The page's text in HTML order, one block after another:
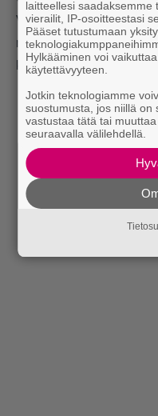
Viallisista tuotantoeristä
rangaistuksia, muun
korjaamista omalla
laitteellesi saadaksemme
vierailit, IP-osoitteestasi
Pääset tutustumaan
Hylkääminen voi
käytettävyyteen.
Jotkin teknologiamme
suostumusta, jos niillä on
vastustaa tätä tai
seuraavalla välilehdellä.